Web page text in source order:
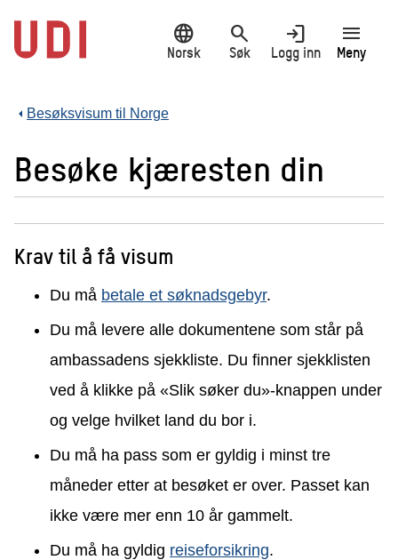
hovedinnhold
language
Norsk
search
Søk
login
Logg inn
menu
Meny
Besøksvisum til Norge
Besøke kjæresten din
Krav til å få visum
Du må betale et søknadsgebyr.
Du må levere alle dokumentene som står på
ambassadens sjekkliste. Du finner sjekklisten
ved å klikke på «Slik søker du»-knappen under
og velge hvilket land du bor i.
Du må ha pass som er gyldig i minst tre
måneder etter at besøket er over. Passet kan
ikke være mer enn 10 år gammelt.
Du må ha gyldig reiseforsikring.